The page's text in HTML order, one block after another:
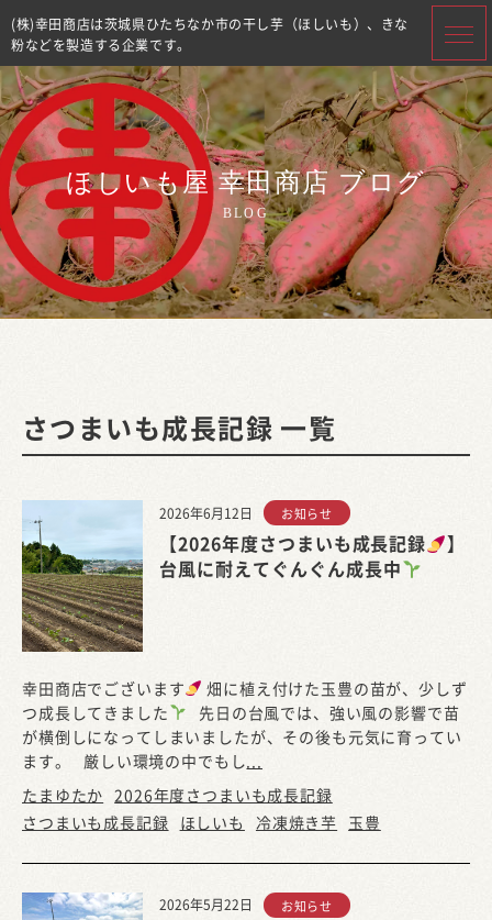
(株)幸田商店は茨城県ひたちなか市の干し芋（ほしいも）、きな
粉などを製造する企業です。
ほしいも屋 幸田商店 ブログ
BLOG
さつまいも成長記録 一覧
2026年6月12日 お知らせ
【2026年度さつまいも成長記録
】
台風に耐えてぐんぐん成長中
幸田商店でございます
畑に植え付けた玉豊の苗が、少しず
つ成長してきました
先日の台風では、強い風の影響で苗
が横倒しになってしまいましたが、その後も元気に育ってい
ます。 厳しい環境の中でもし
たまゆたか 2026年度さつまいも成長記録
さつまいも成長記録 ほしいも 冷凍焼き芋 玉豊
2026年5月22日 お知らせ